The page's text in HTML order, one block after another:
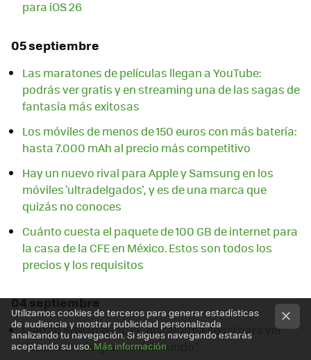
para iOS 26
05 septiembre
Las maratones de películas llegan a YouTube:
podrás ver gratis y en streaming una de las sagas de
fantasía más exitosas
Los móviles de menos de 150 euros con más batería:
hasta 7.000 mAh al precio más competitivo
Hay un nuevo rival para Apple y Samsung en los
móviles 'ultradelgados', y es de una marca que
quizás no conoces
Cuánto cuesta el paquete de 100 GB de internet para
la casa de la CFE en México. Estos son todos los
precios y los requisitos
04 septiembre
Cierran Streameast: la "plataforma ilegal para ver
deportes más grande del mundo"
Utilizamos cookies de terceros para generar estadísticas
de audiencia y mostrar publicidad personalizada
analizando tu navegación. Si sigues navegando estarás
aceptando su uso. Más información